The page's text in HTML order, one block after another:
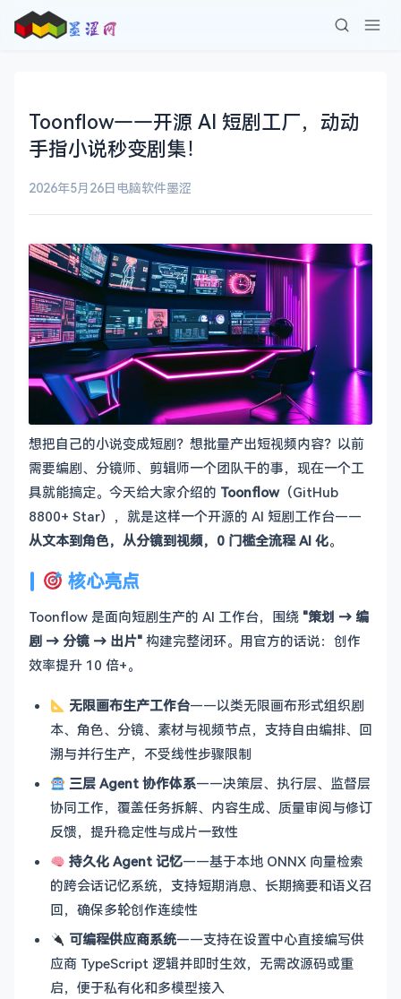
Toonflow——开源 AI 短剧工厂，动动
手指小说秒变剧集！
2026年5月26日 电脑软件墨涩
想把自己的小说变成短剧？想批量产出短视频内容？以前
需要编剧、分镜师、剪辑师一个团队干的事，现在一个工
具就能搞定。今天给大家介绍的 Toonflow（GitHub
8800+ Star），就是这样一个开源的 AI 短剧工作台——
从文本到角色，从分镜到视频，0 门槛全流程 AI 化。
核心亮点
Toonflow 是面向短剧生产的 AI 工作台，围绕 "策划 → 编
剧 → 分镜 → 出片" 构建完整闭环。用官方的话说：创作
效率提升 10 倍+。
无限画布生产工作台——以类无限画布形式组织剧
本、角色、分镜、素材与视频节点，支持自由编排、回
溯与并行生产，不受线性步骤限制
三层 Agent 协作体系——决策层、执行层、监督层
协同工作，覆盖任务拆解、内容生成、质量审阅与修订
反馈，提升稳定性与成片一致性
持久化 Agent 记忆——基于本地 ONNX 向量检索
的跨会话记忆系统，支持短期消息、长期摘要和语义召
回，确保多轮创作连续性
可编程供应商系统——支持在设置中心直接编写供
应商 TypeScript 逻辑并即时生效，无需改源码或重
启，便于私有化和多模型接入